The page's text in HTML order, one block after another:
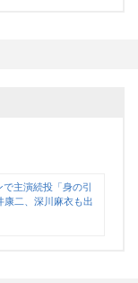
主演続投「身の引
二、深川麻衣も出